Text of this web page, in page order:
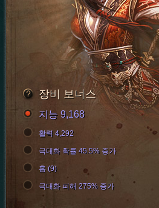
장비 보너스
지능 9,168
활력 4,292
극대화 확률 45.5% 증가
홈 (9)
극대화 피해 275% 증가